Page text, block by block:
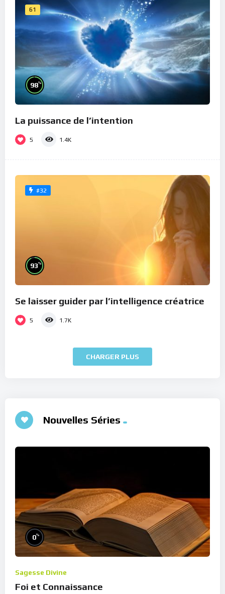
61
98%
La puissance de l’intention
5 1.4K
#32
93%
Se laisser guider par l’intelligence créatrice
5 1.7K
CHARGER PLUS
Nouvelles Séries
0%
Sagesse Divine
Foi et Connaissance